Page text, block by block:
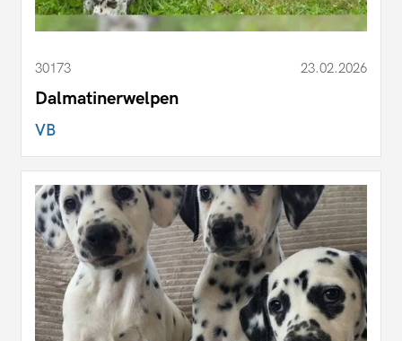
30173 23.02.2026
Dalmatinerwelpen
VB